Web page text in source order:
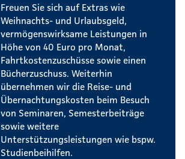
Freuen Sie sich auf Extras wie
Weihnachts- und Urlaubsgeld,
vermögenswirksame Leistungen in
Höhe von 40 Euro pro Monat,
Fahrtkostenzuschüsse sowie einen
Bücherzuschuss. Weiterhin
übernehmen wir die Reise- und
Übernachtungskosten beim Besuch
von Seminaren, Semesterbeiträge
sowie weitere
Unterstützungsleistungen wie bspw.
Studienbeihilfen.